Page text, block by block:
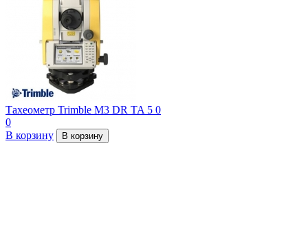
Тахеометр Trimble M3 DR TA 5 0
0
В корзину
В корзину